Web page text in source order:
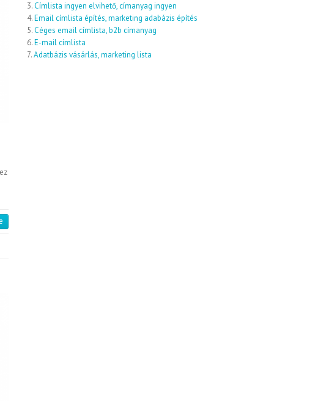
3.Címlista ingyen elvihető, címanyag ingyen
4.Email címlista építés, marketing adabázis építés
5.Céges email címlista, b2b címanyag
6.E-mail címlista
7.Adatbázis vásárlás, marketing lista